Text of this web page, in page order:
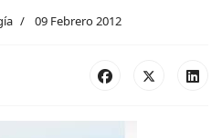
09 Febrero 2012